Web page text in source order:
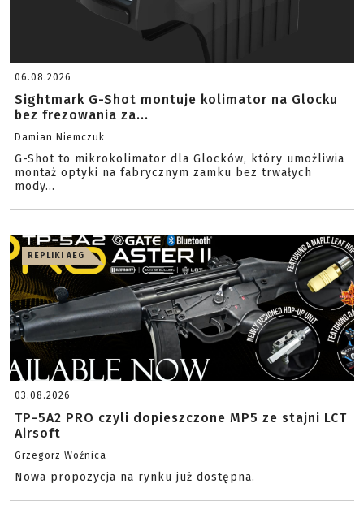
06.08.2026
Sightmark G-Shot montuje kolimator na Glocku
bez frezowania za...
Damian Niemczuk
G-Shot to mikrokolimator dla Glocków, który umożliwia
montaż optyki na fabrycznym zamku bez trwałych
mody...
REPLIKI AEG
03.08.2026
TP-5A2 PRO czyli dopieszczone MP5 ze stajni LCT
Airsoft
Grzegorz Woźnica
Nowa propozycja na rynku już dostępna.